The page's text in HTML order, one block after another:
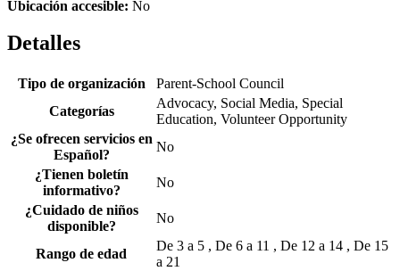
Ubicación accesible: No
Detalles
Tipo de organización
Parent-School Council
Categorías
Advocacy, Social Media, Special
Education, Volunteer Opportunity
¿Se ofrecen servicios en
Español?
No
¿Tienen boletín
informativo?
No
¿Cuidado de niños
disponible?
No
Rango de edad
De 3 a 5 , De 6 a 11 , De 12 a 14 , De 15
a 21